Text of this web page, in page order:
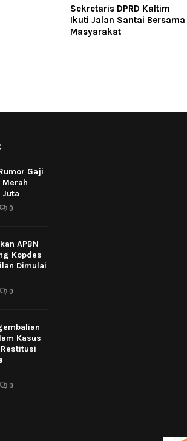
Sekretaris DPRD Kaltim
Ikuti Jalan Santai Bersama
Masyarakat
Gaji
Juta
0
APBN
Kopdes
Dimulai
0
Kasus
0